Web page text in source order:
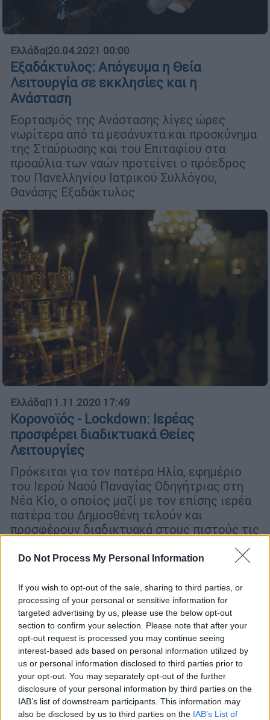
Do Not Process My Personal Information
If you wish to opt-out of the sale, sharing to third parties, or
processing of your personal or sensitive information for
targeted advertising by us, please use the below opt-out
section to confirm your selection. Please note that after your
opt-out request is processed you may continue seeing
interest-based ads based on personal information utilized by
us or personal information disclosed to third parties prior to
your opt-out. You may separately opt-out of the further
disclosure of your personal information by third parties on the
IAB’s list of downstream participants. This information may
also be disclosed by us to third parties on the IAB’s List of
Ελλάδα|20.04.2021 00:00
Εξαδάκτυλος: Απόγευμα η Θεία
Λειτουργία σε εκκλησίες και η
Ανάσταση
Εορτασμός της Ανάστασης λίγες ώρες
νωρίτερα από τα μεσάνυχτα και προσκύνημα
της Σταύρωσης και του Επιταφίου στα
προαύλια των ναών προτείνει ο πρόεδρος
του Πανελληνίου Ιατρικού Συλλόγου,
Θανάσης Εξαδάκτυλος
Ελλάδα|11.11.2020 17:49
Κορονοϊός - Lockdown: Ιερέας
προσφέρει διαδικτυακά Θείες
Λειτουργίες
Πρόκειται για τον πατέρα Ηλία, εφημέριο
του Ιερού Ναού Παναγίας Οδηγήτριας στη
Νέα Κίο, ο οποίος μαζί με τον επίσης ιερέα
πατέρα του Δημοσθένη τελούν και
προσφέρουν διαδικτυακά στους πιστούς τις